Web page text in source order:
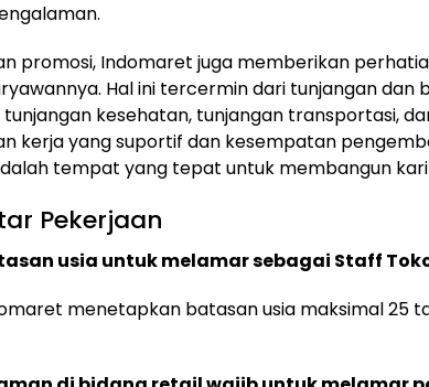
promosi, Indomaret juga memberikan
Hal ini tercermin dari tunjangan dan
kesehatan, tunjangan transportasi,
kerja yang suportif dan kesempatan
tempat yang tepat untuk membangun
Pekerjaan
usia untuk melamar sebagai Staff
menetapkan batasan usia maksimal 25